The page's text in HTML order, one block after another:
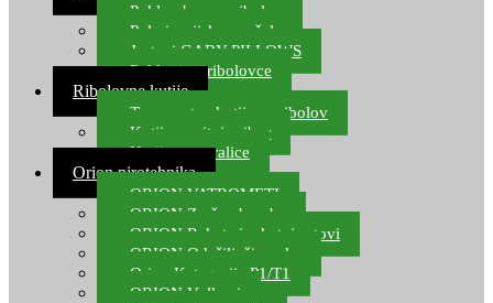
Poklon bon za ribolov
Polarizacijske naočale
Jastuci GABY PILLOWS
Pokloni za ribolovce
Ribolovne kutije
Transportne kutije za ribolov
Kutije za sitni pribor
Kutije za varalice
Orion pirotehnika
ORION VATROMETI
ORION Zračne bombe
ORION Rakete i raketni setovi
ORION Odašiljači zvuka
Orion Kategorija P1/T1
ORION Vulkani